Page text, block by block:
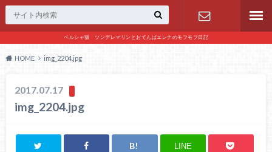
ペルシャ猫 ツンデレマリンとおてんばエレナのモフモフ日記
お問い合わ
HOME img_2204.jpg
2017.07.17
img_2204.jpg
LINE